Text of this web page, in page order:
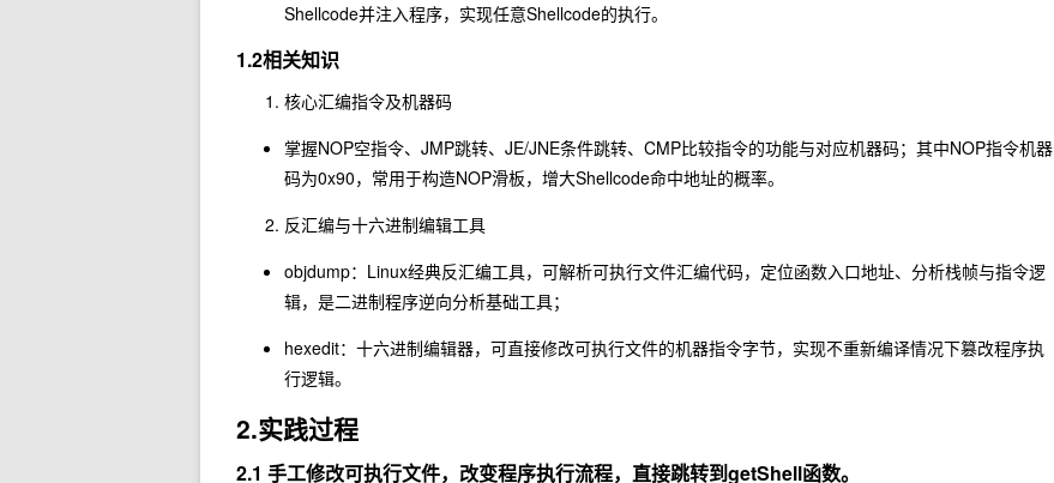
Shellcode并注入程序，实现任意Shellcode的执行。
1.2相关知识
核心汇编指令及机器码
掌握NOP空指令、JMP跳转、JE/JNE条件跳转、CMP比较指令的功能与对应机器码；其中NOP指令机器
码为0x90，常用于构造NOP滑板，增大Shellcode命中地址的概率。
反汇编与十六进制编辑工具
objdump：Linux经典反汇编工具，可解析可执行文件汇编代码，定位函数入口地址、分析栈帧与指令逻
辑，是二进制程序逆向分析基础工具；
hexedit：十六进制编辑器，可直接修改可执行文件的机器指令字节，实现不重新编译情况下篡改程序执
行逻辑。
2.实践过程
2.1 手工修改可执行文件，改变程序执行流程，直接跳转到getShell函数。